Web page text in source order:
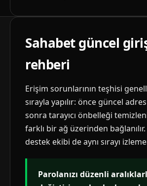
Sahabet güncel
rehberi
Erişim sorunlarının teşhisi
sırayla yapılır: önce güncel
sonra tarayıcı önbelleği
farklı bir ağ üzerinden
destek ekibi de aynı sırayı
Parolanızı düzenli